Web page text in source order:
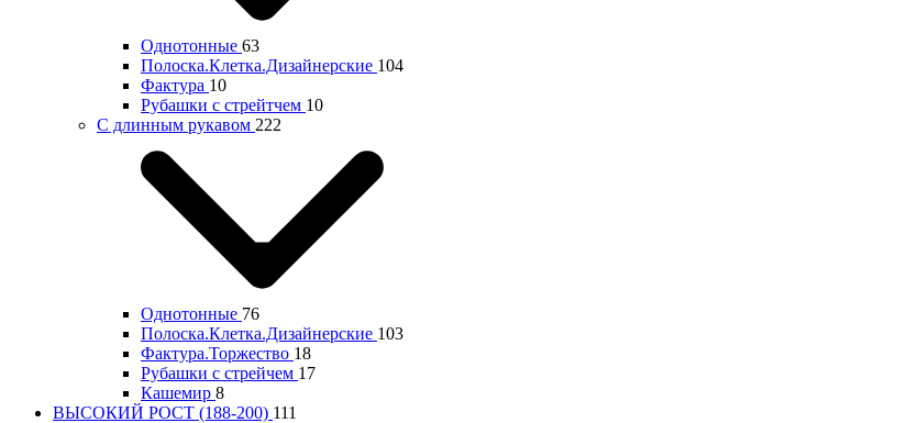
Однотонные 63
Полоска.Клетка.Дизайнерские 104
Фактура 10
Рубашки с стрейтчем 10
С длинным рукавом 222
Однотонные 76
Полоска.Клетка.Дизайнерские 103
Фактура.Торжество 18
Рубашки с стрейчем 17
Кашемир 8
ВЫСОКИЙ РОСТ (188-200) 111